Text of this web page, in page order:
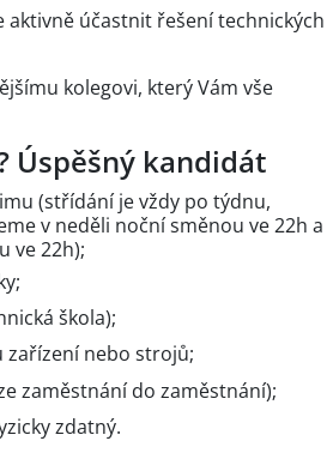
účastnit řešení technických
kolegovi, který Vám vše
Úspěšný kandidát
(střídání je vždy po týdnu,
v neděli noční směnou ve 22h a
ve 22h);
škola);
zařízení nebo strojů;
zaměstnání do zaměstnání);
zdatný.